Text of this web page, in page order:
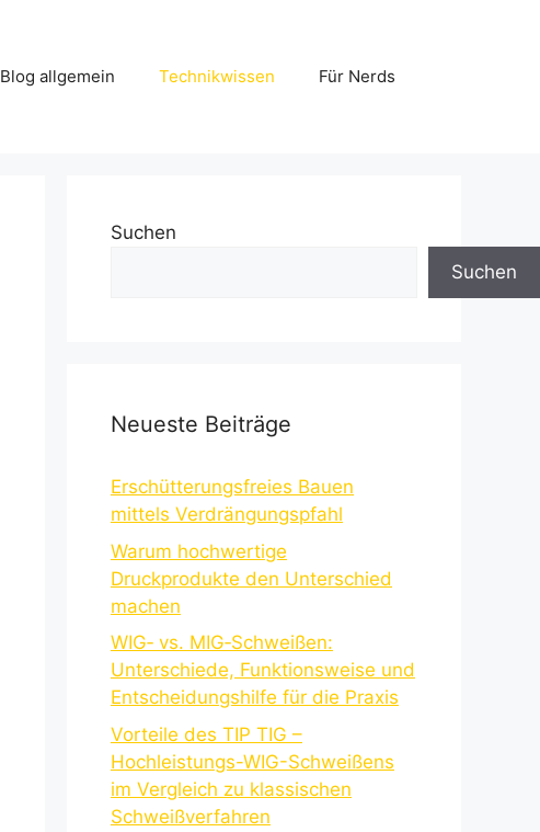
Blog allgemein Technikwissen Für Nerds
Suchen
Suchen
Neueste Beiträge
Erschütterungsfreies Bauen
mittels Verdrängungspfahl
Warum hochwertige
Druckprodukte den Unterschied
machen
WIG‑ vs. MIG‑Schweißen:
Unterschiede, Funktionsweise und
Entscheidungshilfe für die Praxis
Vorteile des TIP TIG –
Hochleistungs-WIG-Schweißens
im Vergleich zu klassischen
Schweißverfahren